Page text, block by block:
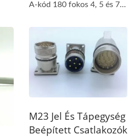
A-kód 180 fokos 4, 5 és 7
M23 Jel És Tápegység
Beépített Csatlakozók